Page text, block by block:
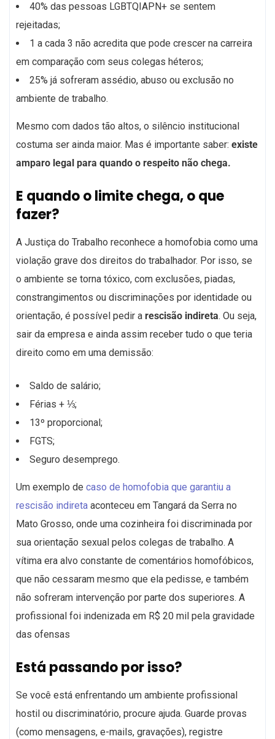
40% das pessoas LGBTQIAPN+ se sentem
rejeitadas;
1 a cada 3 não acredita que pode crescer na carreira
em comparação com seus colegas héteros;
25% já sofreram assédio, abuso ou exclusão no
ambiente de trabalho.
Mesmo com dados tão altos, o silêncio institucional
costuma ser ainda maior. Mas é importante saber: existe
amparo legal para quando o respeito não chega.
E quando o limite chega, o que
fazer?
A Justiça do Trabalho reconhece a homofobia como uma
violação grave dos direitos do trabalhador. Por isso, se
o ambiente se torna tóxico, com exclusões, piadas,
constrangimentos ou discriminações por identidade ou
orientação, é possível pedir a rescisão indireta. Ou seja,
sair da empresa e ainda assim receber tudo o que teria
direito como em uma demissão:
Saldo de salário;
Férias + ⅓;
13º proporcional;
FGTS;
Seguro desemprego.
Um exemplo de caso de homofobia que garantiu a
rescisão indireta aconteceu em Tangará da Serra no
Mato Grosso, onde uma cozinheira foi discriminada por
sua orientação sexual pelos colegas de trabalho. A
vítima era alvo constante de comentários homofóbicos,
que não cessaram mesmo que ela pedisse, e também
não sofreram intervenção por parte dos superiores. A
profissional foi indenizada em R$ 20 mil pela gravidade
das ofensas
Está passando por isso?
Se você está enfrentando um ambiente profissional
hostil ou discriminatório, procure ajuda. Guarde provas
(como mensagens, e-mails, gravações), registre